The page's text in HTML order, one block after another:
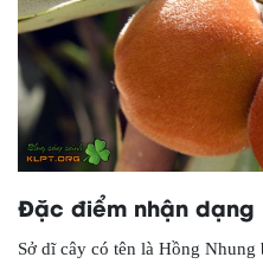
Đặc điểm nhận dạng
Sở dĩ cây có tên là Hồng